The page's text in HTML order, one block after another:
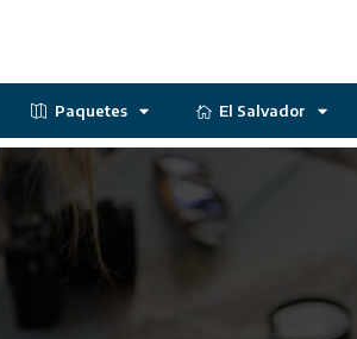
Paquetes El Salvador